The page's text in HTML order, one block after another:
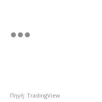
Πηγή: TradingView